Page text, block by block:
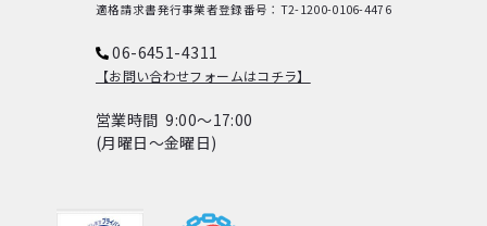
適格請求書発行事業者登録番号：T2-1200-0106-4476
06-6451-4311
【お問い合わせフォームはコチラ】
営業時間 9:00～17:00
(月曜日～金曜日)